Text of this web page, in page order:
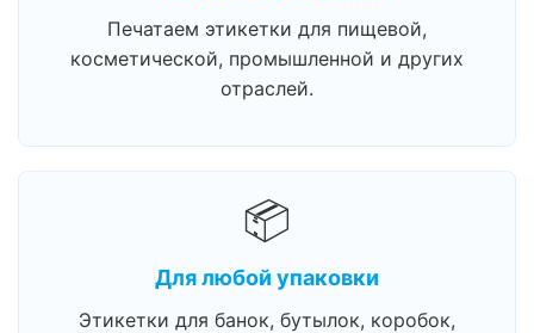
Печатаем этикетки для пищевой,
косметической, промышленной и других
отраслей.
📦
Для любой упаковки
Этикетки для банок, бутылок, коробок,